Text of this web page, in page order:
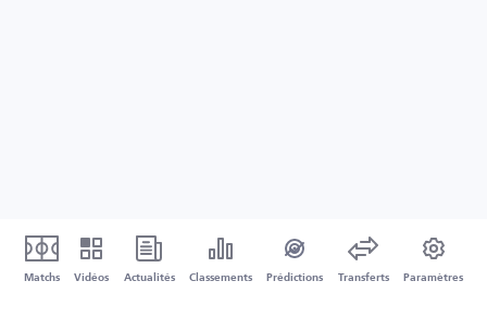
Matchs Vidéos Actualités Classements Prédictions Transferts Paramètres